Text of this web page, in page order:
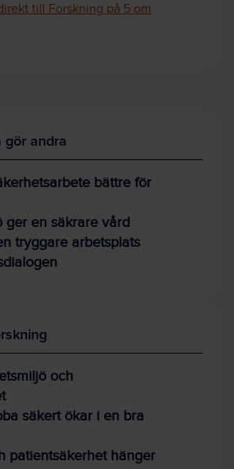
till Forskning på 5 om
gör andra
bättre för
ger en säkrare vård
tryggare arbetsplats
och
säkert ökar i en bra
patientsäkerhet hänger